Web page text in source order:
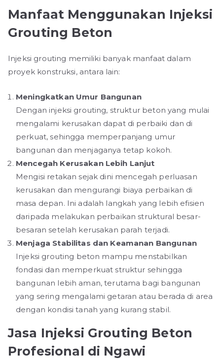
Manfaat Menggunakan Injeksi
Grouting Beton
Injeksi grouting memiliki banyak manfaat dalam
proyek konstruksi, antara lain:
Meningkatkan Umur Bangunan
Dengan injeksi grouting, struktur beton yang mulai
mengalami kerusakan dapat di perbaiki dan di
perkuat, sehingga memperpanjang umur
bangunan dan menjaganya tetap kokoh.
Mencegah Kerusakan Lebih Lanjut
Mengisi retakan sejak dini mencegah perluasan
kerusakan dan mengurangi biaya perbaikan di
masa depan. Ini adalah langkah yang lebih efisien
daripada melakukan perbaikan struktural besar-
besaran setelah kerusakan parah terjadi.
Menjaga Stabilitas dan Keamanan Bangunan
Injeksi grouting beton mampu menstabilkan
fondasi dan memperkuat struktur sehingga
bangunan lebih aman, terutama bagi bangunan
yang sering mengalami getaran atau berada di area
dengan kondisi tanah yang kurang stabil.
Jasa Injeksi Grouting Beton
Profesional di Ngawi